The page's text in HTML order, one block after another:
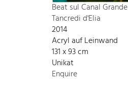
Beat sul Canal Grande
Tancredi d'Elia
2014
Acryl auf Leinwand
131 x 93 cm
Unikat
Enquire